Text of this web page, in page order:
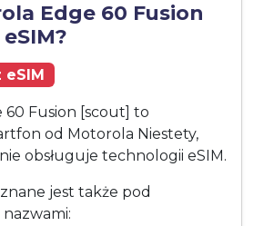
Edge 60 Fusion
60 Fusion [scout] to
od Motorola Niestety,
obsługuje technologii eSIM.
jest także pod